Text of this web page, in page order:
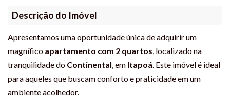
Descrição do Imóvel
Apresentamos uma oportunidade única de adquirir um
magnífico apartamento com 2 quartos, localizado na
tranquilidade do Continental, em Itapoá. Este imóvel é ideal
para aqueles que buscam conforto e praticidade em um
ambiente acolhedor.